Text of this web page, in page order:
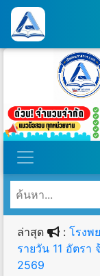
วั
ล่าสุด : โรงพ
รายวัน 11 อัตรา
2569